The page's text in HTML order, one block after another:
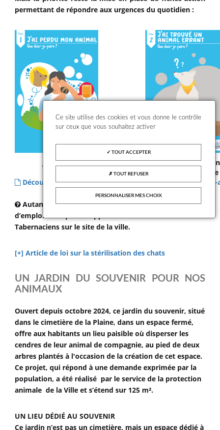
permettant de répondre aux urgences du quotidien :
J’ai perdu mon animal
que dois-je faire ?
J’ai trouvé un
que dois-
Découvrez la fiche-action N°1
Découvrez la fiche-
Autant de questions qui seront traitées façon « mode
d’emploi » pour apporter des ressources aux
Tabernaciens sur le site de la ville.
[+] Article de loi sur la stérilisation des chats
UN JARDIN DU SOUVENIR POUR NOS
ANIMAUX
Ouvert depuis octobre 2024, ce jardin du souvenir, situé
dans le cimetière de la Plaine, dans un espace fermé,
offre aux habitants un lieu paisible où disperser les
cendres de leur animal de compagnie, au pied de deux
arbres plantés à l'occasion de la création de cet espace.
Ce projet, qui répond à une demande exprimée par la
population, a été réalisé par le service de la protection
animale de la Ville et s’étend sur 125 m².
UN LIEU DÉDIÉ AU SOUVENIR
Ce jardin n’est pas un cimetière, mais un espace dédié à
Ce site utilise des cookies et vous donne le contrôle
sur ceux que vous souhaitez activer
TOUT ACCEPTER
TOUT REFUSER
PERSONNALISER MES CHOIX